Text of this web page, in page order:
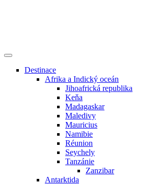
Destinace
Afrika a Indický oceán
Jihoafrická republika
Keňa
Madagaskar
Maledivy
Mauricius
Namibie
Réunion
Seychely
Tanzánie
Zanzibar
Antarktida